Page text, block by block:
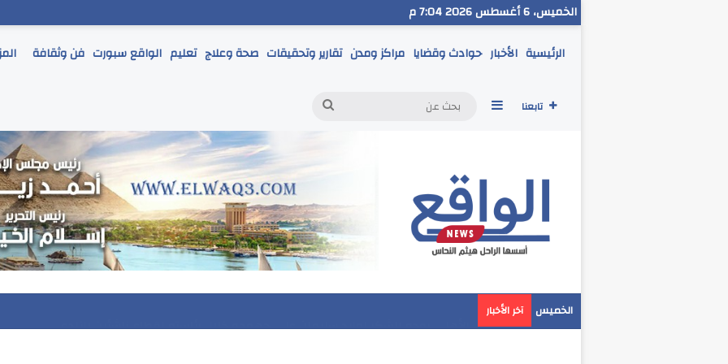
الخميس، 6 أغسطس 2026 7:04 م
الرئيسية الأخبار حوادث وقضايا مراكز ومدن تقارير وتحقيقات صحة وعلاج تعليم الواقع سبورت فن وثقافة
تابعنا إضافة عمود جانبي
بحث
الخميس آخر الأخبار